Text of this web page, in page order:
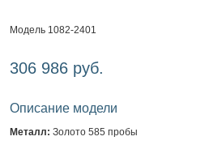
Модель 1082-2401
306 986 руб.
Описание модели
Металл: Золото 585 пробы